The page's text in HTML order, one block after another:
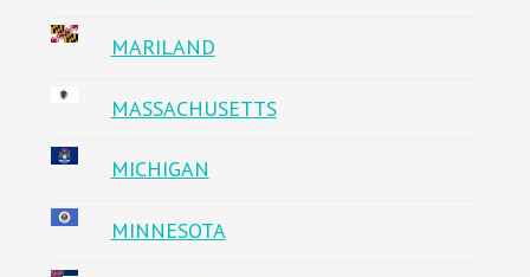
MARILAND
MASSACHUSETTS
MICHIGAN
MINNESOTA